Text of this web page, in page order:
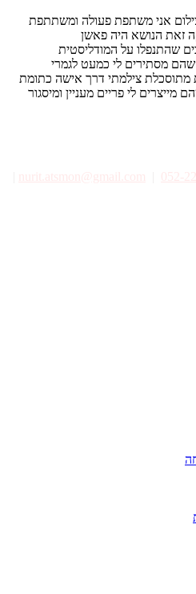
אני משתפת פעולה ומשתתפת
זאת הנושא היה פאשן
שהתנפלו על המודליסטית
שהם מסתירים לי כמעט לגמרי
מתוסכלת צילמתי דרך אישה כתומת
לי פריים מעניין ומיסגור